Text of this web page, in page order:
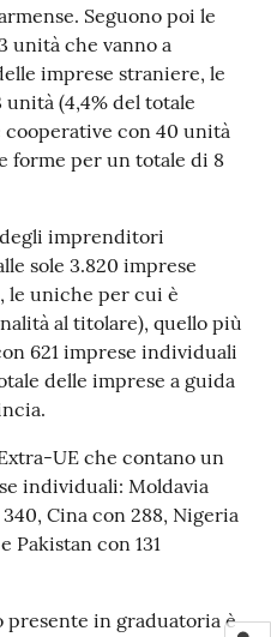
Seguono poi le
unità che vanno a
imprese straniere, le
(4,4% del totale
con 40 unità
forme per un totale di 8
imprenditori
sole 3.820 imprese
le uniche per cui è
al titolare), quello più
621 imprese individuali
delle imprese a guida
UE che contano un
individuali: Moldavia
Cina con 288, Nigeria
Pakistan con 131
presente in graduatoria è